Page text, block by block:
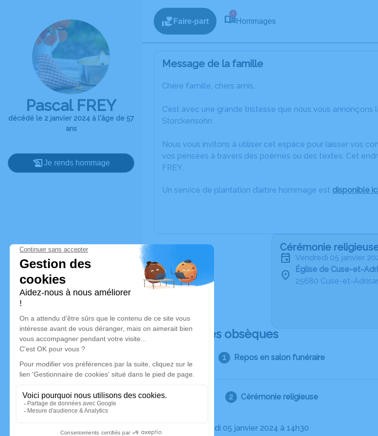
Pascal FREY
décédé le 2 janvier 2024 à l'âge de 57
ans
Je rends hommage
Faire-part
4
Hommages
Message de la famille
Chère famille, chers amis,
C’est avec une grande tristesse que nous vous
Storckensohn.
Nous vous invitons à utiliser cet espace pour laisser vos
vos pensées à travers des poèmes ou des textes. Cet
FREY.
Un service de plantation d’arbre hommage est disponible
Cérémonie
vendredi 05 janvier
Église de Cuse-et-
25680 Cuse-et-
Déroulé des obsèques
Repos en salon funéraire
Cérémonie religieuse
Le vendredi 05 janvier 2024 à 14h30